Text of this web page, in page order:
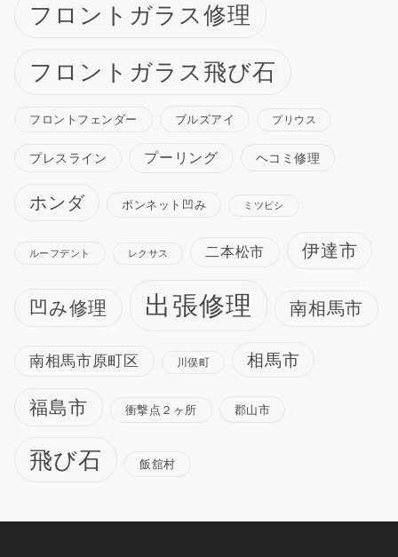
フロントガラス修理
フロントガラス飛び石
フロントフェンダー ブルズアイ プリウス
プレスライン プーリング ヘコミ修理
ホンダ ボンネット凹み ミツビシ
ルーフデント レクサス 二本松市 伊達市
凹み修理 出張修理 南相馬市
南相馬市原町区 川俣町 相馬市
福島市 衝撃点２ヶ所 郡山市
飛び石 飯舘村